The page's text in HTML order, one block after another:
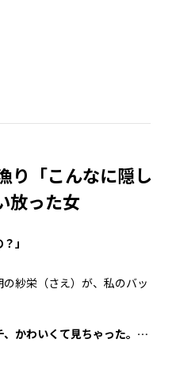
り「こんなに隠し
放った女
」
紗栄（さえ）が、私のバッ
、かわいくて見ちゃった。…